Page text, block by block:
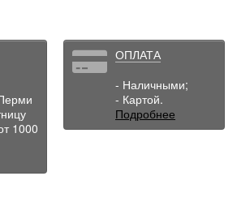
1000
ОПЛАТА
- Наличными;
- Картой.
Подробнее